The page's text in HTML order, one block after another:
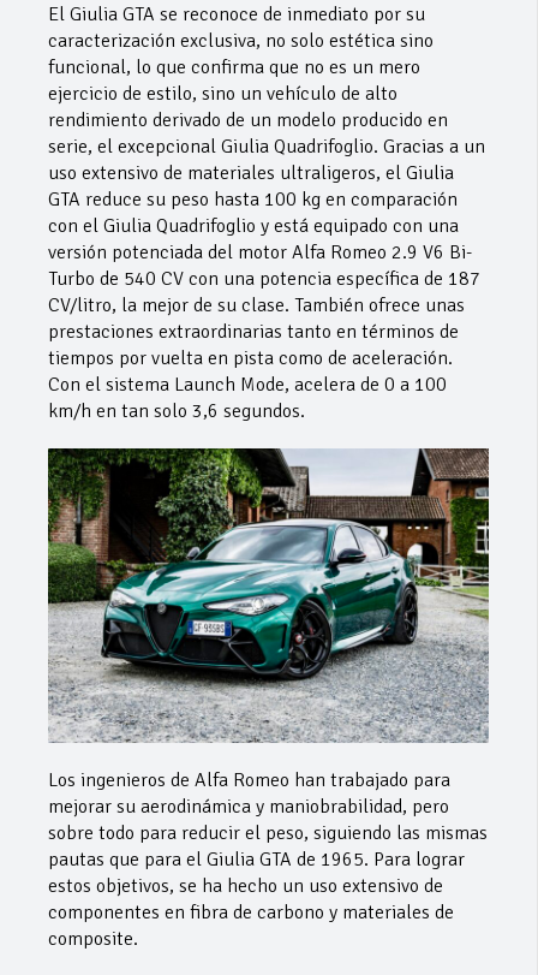
El Giulia GTA se reconoce de inmediato por su
caracterización exclusiva, no solo estética sino
funcional, lo que confirma que no es un mero
ejercicio de estilo, sino un vehículo de alto
rendimiento derivado de un modelo producido en
serie, el excepcional Giulia Quadrifoglio. Gracias a un
uso extensivo de materiales ultraligeros, el Giulia
GTA reduce su peso hasta 100 kg en comparación
con el Giulia Quadrifoglio y está equipado con una
versión potenciada del motor Alfa Romeo 2.9 V6 Bi-
Turbo de 540 CV con una potencia específica de 187
CV/litro, la mejor de su clase. También ofrece unas
prestaciones extraordinarias tanto en términos de
tiempos por vuelta en pista como de aceleración.
Con el sistema Launch Mode, acelera de 0 a 100
km/h en tan solo 3,6 segundos.
Los ingenieros de Alfa Romeo han trabajado para
mejorar su aerodinámica y maniobrabilidad, pero
sobre todo para reducir el peso, siguiendo las mismas
pautas que para el Giulia GTA de 1965. Para lograr
estos objetivos, se ha hecho un uso extensivo de
componentes en fibra de carbono y materiales de
composite.